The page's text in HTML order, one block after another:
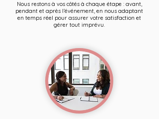
Nous restons à vos côtés à chaque étape : avant,
pendant et après l’événement, en nous adaptant
en temps réel pour assurer votre satisfaction et
gérer tout imprévu.